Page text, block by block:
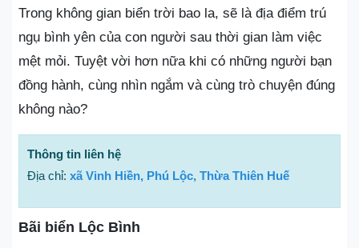
Trong không gian biển trời bao la, sẽ là địa điểm trú
ngụ bình yên của con người sau thời gian làm việc
mệt mỏi. Tuyệt vời hơn nữa khi có những người bạn
đồng hành, cùng nhìn ngắm và cùng trò chuyện đúng
không nào?
Thông tin liên hệ
Địa chỉ: xã Vinh Hiền, Phú Lộc, Thừa Thiên Huế
Bãi biển Lộc Bình